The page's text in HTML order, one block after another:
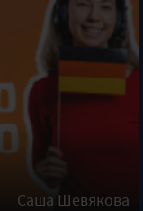
Саша Шевякова